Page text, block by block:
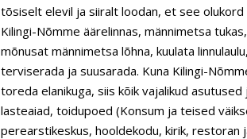
tõsiselt elevil ja siiralt loodan, et see
Kilingi-Nõmme äärelinnas, männimetsa
mõnusat männimetsa lõhna, kuulata
terviserada ja suusarada. Kuna Kilingi-
toreda elanikuga, siis kõik vajalikud
lasteaiad, toidupoed (Konsum ja teised
perearstikeskus, hooldekodu, kirik, restoran